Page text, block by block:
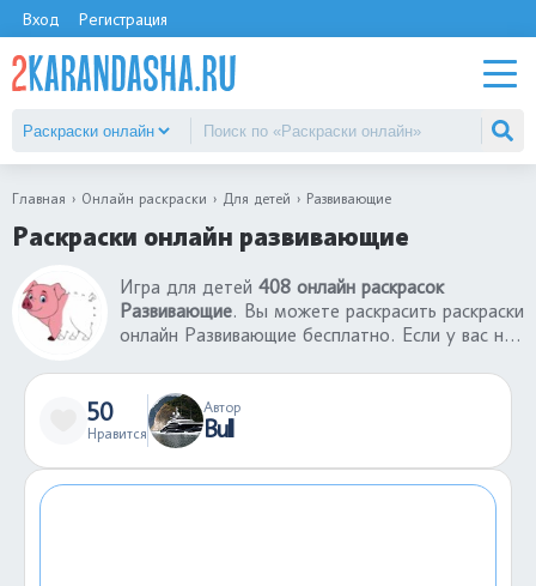
Вход Регистрация
Главная Онлайн раскраски Для детей Развивающие
Раскраски онлайн развивающие
Игра для детей 408 онлайн раскрасок
Развивающие. Вы можете раскрасить раскраски
онлайн Развивающие бесплатно. Если у вас нет
нашим сервисом, где лучшие раскраски онлайн
Развивающие. Можете отправить ссылку другу
и вместе играть в раскраски-онлайн. В
каталоге большой выбор раскрасок-онлайн для
50
Нравится
Автор
Bull